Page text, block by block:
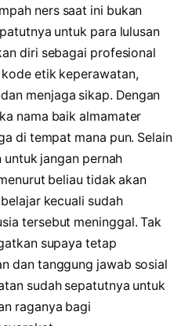
ners saat ini bukan
untuk para lulusan
diri sebagai profesional
etik keperawatan,
menjaga sikap. Dengan
nama baik almamater
di tempat mana pun. Selain
jangan pernah
beliau tidak akan
kecuali sudah
tersebut meninggal. Tak
supaya tetap
dan tanggung jawab sosial
sudah sepatutnya untuk
raganya bagi